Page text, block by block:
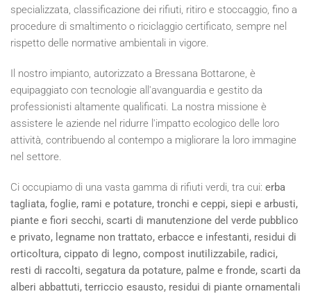
specializzata, classificazione dei rifiuti, ritiro e stoccaggio, fino a
procedure di smaltimento o riciclaggio certificato, sempre nel
rispetto delle normative ambientali in vigore.
Il nostro impianto, autorizzato a Bressana Bottarone, è
equipaggiato con tecnologie all'avanguardia e gestito da
professionisti altamente qualificati. La nostra missione è
assistere le aziende nel ridurre l'impatto ecologico delle loro
attività, contribuendo al contempo a migliorare la loro immagine
nel settore.
Ci occupiamo di una vasta gamma di rifiuti verdi, tra cui: erba
tagliata, foglie, rami e potature, tronchi e ceppi, siepi e arbusti,
piante e fiori secchi, scarti di manutenzione del verde pubblico
e privato, legname non trattato, erbacce e infestanti, residui di
orticoltura, cippato di legno, compost inutilizzabile, radici,
resti di raccolti, segatura da potature, palme e fronde, scarti da
alberi abbattuti, terriccio esausto, residui di piante ornamentali